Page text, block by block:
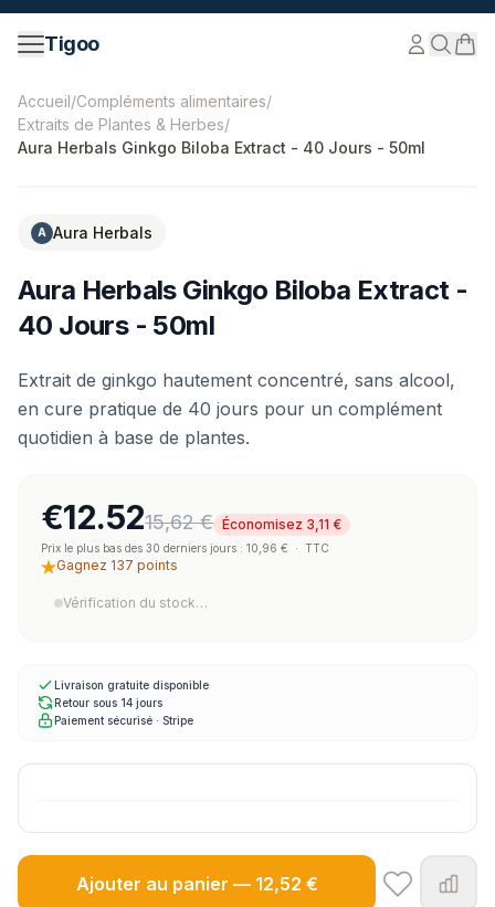
Passer au contenu
Tigoo
©2026Nutri Nordic AB.Tous droits réservés.
Accueil/Compléments alimentaires/
Extraits de Plantes & Herbes/
Aura Herbals Ginkgo Biloba Extract - 40 Jours - 50ml
A Aura Herbals
Aura Herbals Ginkgo Biloba Extract -
40 Jours - 50ml
Extrait de ginkgo hautement concentré, sans alcool,
en cure pratique de 40 jours pour un complément
quotidien à base de plantes.
€12.5215,62 € Économisez 3,11 €
Prix le plus bas des 30 derniers jours : 10,96 € · TTC
Gagnez 137 points
Vérification du stock…
Livraison gratuite disponible
Retour sous 14 jours
Paiement sécurisé · Stripe
Ajouter au panier — 12,52 €